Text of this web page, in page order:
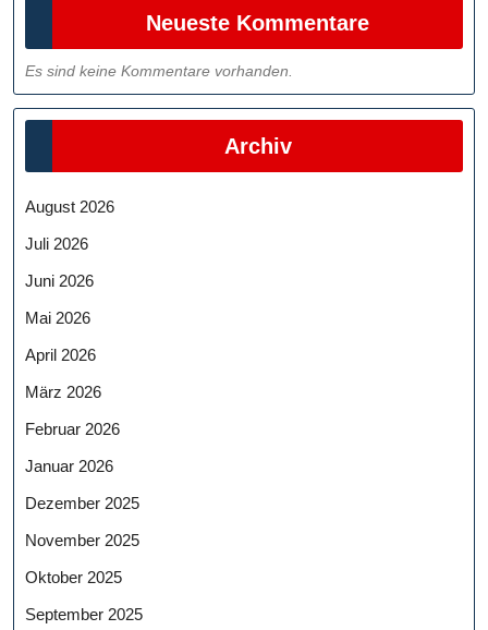
Neueste Kommentare
Es sind keine Kommentare vorhanden.
Archiv
August 2026
Juli 2026
Juni 2026
Mai 2026
April 2026
März 2026
Februar 2026
Januar 2026
Dezember 2025
November 2025
Oktober 2025
September 2025